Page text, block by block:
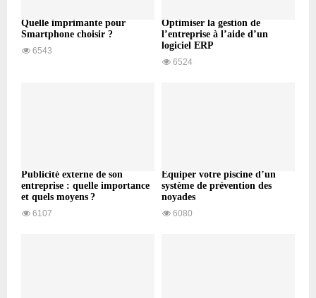
Quelle imprimante pour
Smartphone choisir ?
6543
Optimiser la gestion de
l’entreprise à l’aide d’un
logiciel ERP
6524
Publicité externe de son
entreprise : quelle importance
et quels moyens ?
6107
Équiper votre piscine d’un
système de prévention des
noyades
6080